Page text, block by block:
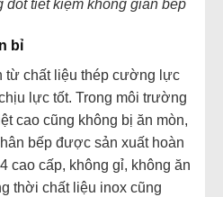
đốt tiết kiệm không gian bếp
bỉ
từ chất liệu thép cường lực
lực tốt. Trong môi trường
cao cũng không bị ăn mòn,
bếp được sản xuất hoàn
cao cấp, không gỉ, không ăn
thời chất liệu inox cũng